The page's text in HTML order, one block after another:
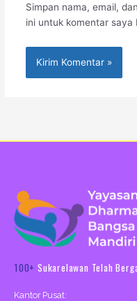
Simpan nama, email,
ini untuk komentar saya
100+ Sukarelawan Telah
Kantor Pusat: